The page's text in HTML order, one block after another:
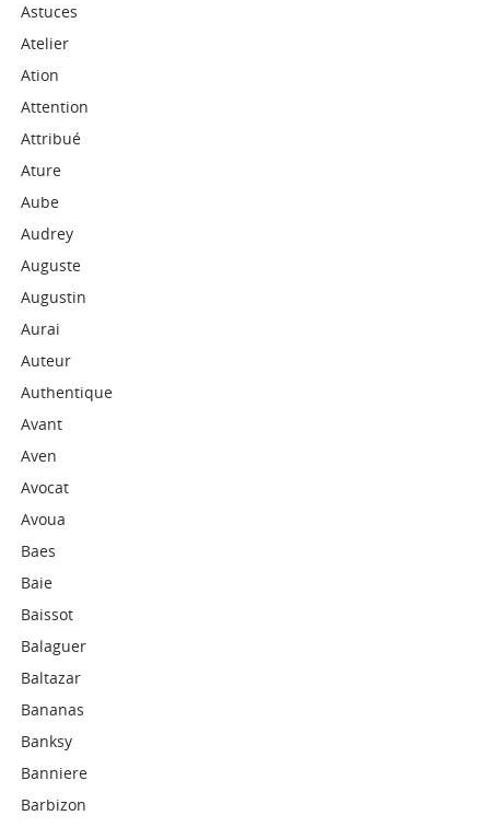
Astuces
Atelier
Ation
Attention
Attribué
Ature
Aube
Audrey
Auguste
Augustin
Aurai
Auteur
Authentique
Avant
Aven
Avocat
Avoua
Baes
Baie
Baissot
Balaguer
Baltazar
Bananas
Banksy
Banniere
Barbizon